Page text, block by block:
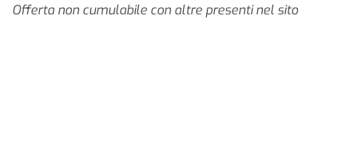
Offerta non cumulabile con altre presenti nel sito